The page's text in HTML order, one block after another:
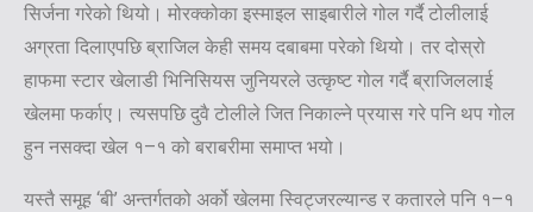
सिर्जना गरेको थियो। मोरक्कोका इस्माइल साइबारीले गोल गर्दै टोलीलाई
अग्रता दिलाएपछि ब्राजिल केही समय दबाबमा परेको थियो। तर दोस्रो
हाफमा स्टार खेलाडी भिनिसियस जुनियरले उत्कृष्ट गोल गर्दै ब्राजिललाई
खेलमा फर्काए। त्यसपछि दुवै टोलीले जित निकाल्ने प्रयास गरे पनि थप गोल
हुन नसक्दा खेल १–१ को बराबरीमा समाप्त भयो।
यस्तै समूह ‘बी’ अन्तर्गतको अर्को खेलमा स्विट्जरल्यान्ड र कतारले पनि १–१